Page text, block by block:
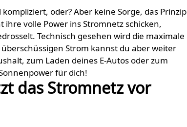
oder? Aber keine Sorge, das Prinzip
ihre volle Power ins Stromnetz schicken,
Technisch gesehen wird die maximale
überschüssigen Strom kannst du aber weiter
zum Laden deines E-Autos oder zum
für dich!
das Stromnetz vor